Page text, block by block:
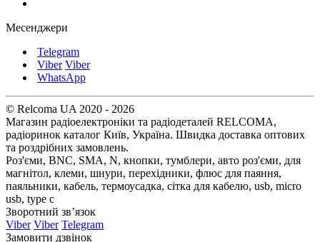
Месенджери
Telegram
Viber Viber
WhatsApp
© Relcoma UA 2020 - 2026
Магазин радіоелектроніки та радіодеталей RELCOMA,
радіоринок каталог Київ, Україна. Швидка доставка оптових
та роздрібних замовлень.
Роз'єми, BNC, SMA, N, кнопки, тумблери, авто роз'єми, для
магнітол, клеми, шнури, перехідники, флюс для паяння,
паяльники, кабель, термоусадка, сітка для кабелю, usb, micro
usb, type c
Зворотний зв’язок
Viber Viber Telegram
Замовити дзвінок